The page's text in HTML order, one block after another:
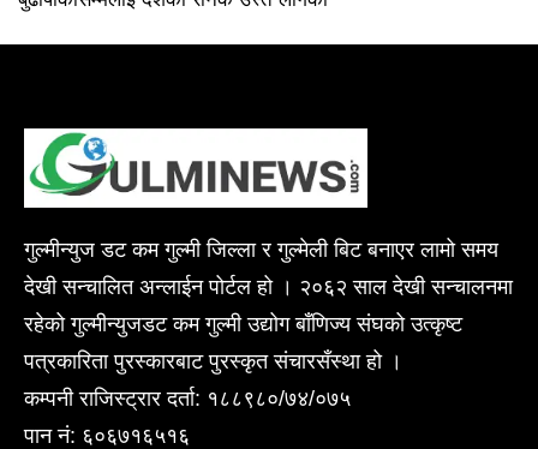
गुल्मीन्युज डट कम गुल्मी जिल्ला र गुल्मेली बिट बनाएर लामो समय
देखी सन्चालित अन्लाईन पोर्टल हो । २०६२ साल देखी सन्चालनमा
रहेको गुल्मीन्युजडट कम गुल्मी उद्योग बाँणिज्य संघको उत्कृष्ट
पत्रकारिता पुरस्कारबाट पुरस्कृत संचारसँस्था हो ।
कम्पनी राजिस्ट्रार दर्ता: १८८९८०/७४/०७५
पान नं: ६०६७१६५१६